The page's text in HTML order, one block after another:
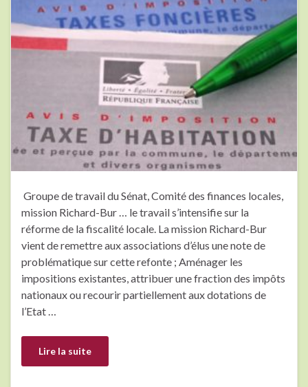
Groupe de travail du Sénat, Comité des finances locales,
mission Richard-Bur … le travail s’intensifie sur la
réforme de la fiscalité locale. La mission Richard-Bur
vient de remettre aux associations d’élus une note de
problématique sur cette refonte ; Aménager les
impositions existantes, attribuer une fraction des impôts
nationaux ou recourir partiellement aux dotations de
l’Etat …
Lire la suite